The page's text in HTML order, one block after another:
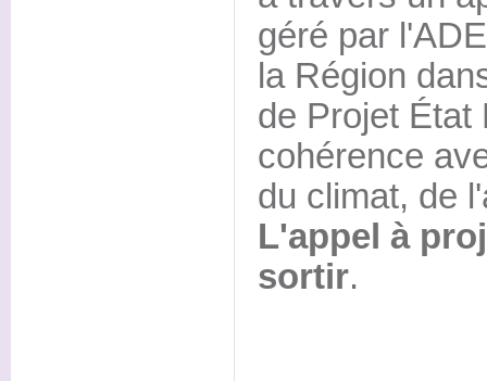
géré par
la Région
de Projet État
cohérence
du climat, de
L'appel à
sortir.